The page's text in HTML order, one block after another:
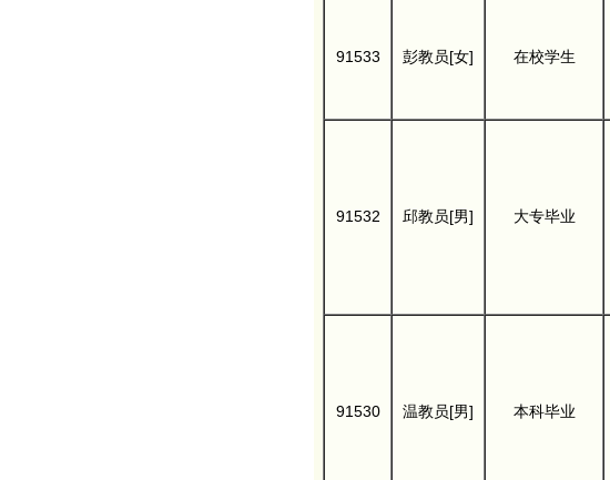
91533 彭教员[女] 在校学生
91532 邱教员[男] 大专毕业
91530 温教员[男] 本科毕业